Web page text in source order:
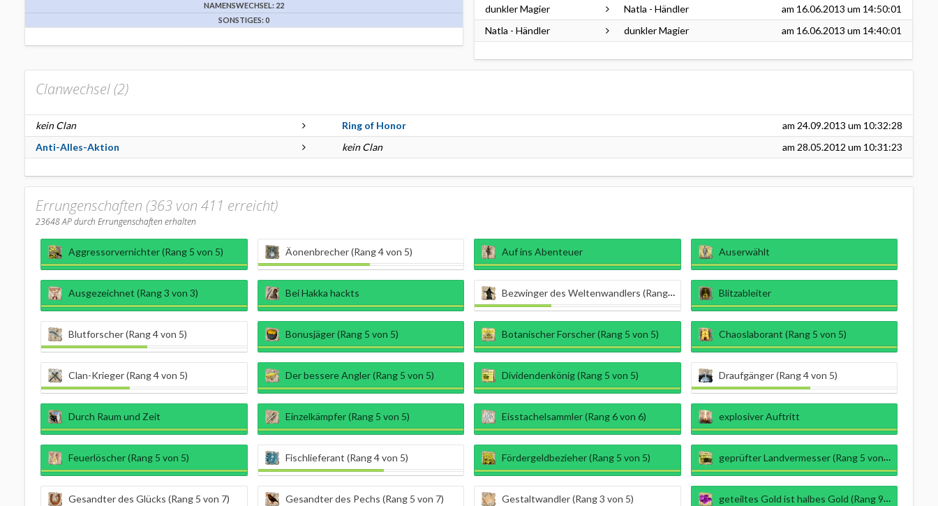
NAMENSWECHSEL: 22
SONSTIGES: 0
dunkler Magier
Natla - Händler am 16.06.2013 um 14:50:01
Natla - Händler
dunkler Magier am 16.06.2013 um 14:40:01
Clanwechsel (2)
kein Clan Ring of Honor am 24.09.2013 um 10:32:28
Anti-Alles-Aktion
kein Clan am 28.05.2012 um 10:31:23
Errungenschaften (363 von 411 erreicht)
23648AP durch Errungenschaften erhalten
Aggressorvernichter (Rang 5 von 5) Äonenbrecher (Rang 4 von 5) Auf ins Abenteuer Auserwählt
Ausgezeichnet (Rang 3 von 3) Bei Hakka hackts Bezwinger des Weltenwandlers (Rang 2 von 5) Blitzableiter
Blutforscher (Rang 4 von 5) Bonusjäger (Rang 5 von 5) Botanischer Forscher (Rang 5 von 5) Chaoslaborant (Rang 5 von 5)
Clan-Krieger (Rang 4 von 5) Der bessere Angler (Rang 5 von 5) Dividendenkönig (Rang 5 von 5) Draufgänger (Rang 4 von 5)
Durch Raum und Zeit Einzelkämpfer (Rang 5 von 5) Eisstachelsammler (Rang 6 von 6) explosiver Auftritt
Feuerlöscher (Rang 5 von 5) Fischlieferant (Rang 4 von 5) Fördergeldbezieher (Rang 5 von 5) geprüfter Landvermesser (Rang 5 von 5)
Gesandter des Glücks (Rang 5 von 7) Gesandter des Pechs (Rang 5 von 7) Gestaltwandler (Rang 3 von 5) geteiltes Gold ist halbes Gold (Rang 9 von 9)